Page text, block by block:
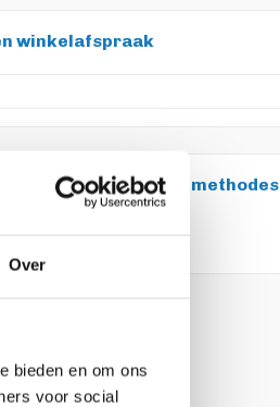
Over
bieden en om ons
voor social
winkelafspraak
de volgende betaalmethodes